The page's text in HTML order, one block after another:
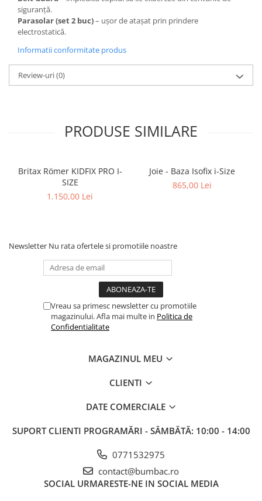
siguranță.
Parasolar (set 2 buc)– ușor de atașat prin prindere
electrostatică.
Informatii conformitate produs
Review-uri(0)
PRODUSE SIMILARE
Britax Römer KIDFIX PRO I-
SIZE
1.150,00 Lei
Joie - Baza Isofix i-Size
865,00 Lei
Newsletter Nu rata ofertele si promotiile noastre
Vreau sa primesc newsletter cu promotiile
magazinului. Afla mai multe in Politica de
Confidentialitate
MAGAZINUL MEU
CLIENTI
DATE COMERCIALE
SUPORT CLIENTI PROGRAMĂRI - SÂMBĂTĂ: 10:00 - 14:00
0771532975
contact@bumbac.ro
SOCIAL URMARESTE-NE IN SOCIAL MEDIA